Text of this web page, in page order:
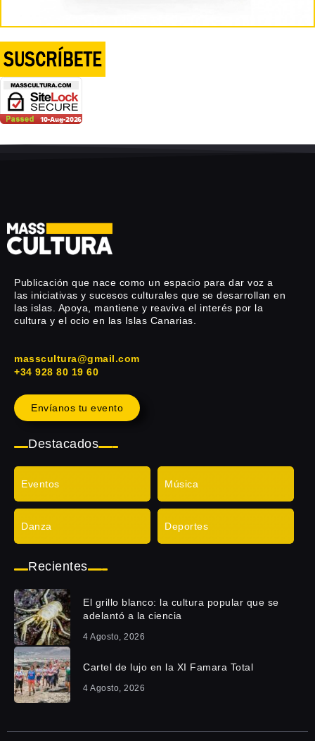
Publicación que nace como un espacio para dar voz a
las iniciativas y sucesos culturales que se desarrollan en
las islas. Apoya, mantiene y reaviva el interés por la
cultura y el ocio en las Islas Canarias.
masscultura@gmail.com
+34 928 80 19 60
Envíanos tu evento
Destacados
Eventos Música
Danza Deportes
Recientes
El grillo blanco: la cultura popular que se
adelantó a la ciencia
4 Agosto, 2026
Cartel de lujo en la XI Famara Total
4 Agosto, 2026